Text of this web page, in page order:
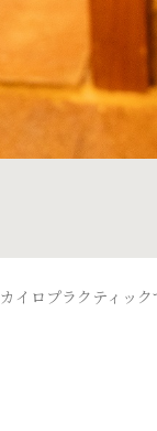
カイロプラクティッ